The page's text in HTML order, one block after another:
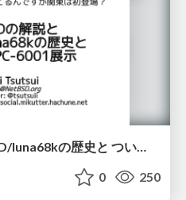
NetBSDの解説と NetBSD/luna68kの歴史と ついでにPC-6001展示 / OSC2025Tokyo-spring
0 250